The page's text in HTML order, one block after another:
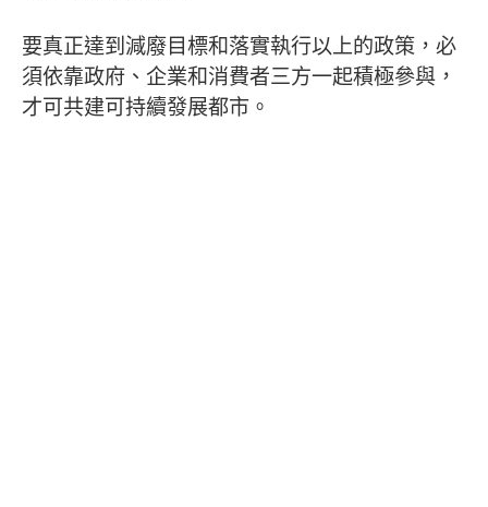
要真正達到減廢目標和落實執行以上的政策，必
須依靠政府、企業和消費者三方一起積極參與，
才可共建可持續發展都市。